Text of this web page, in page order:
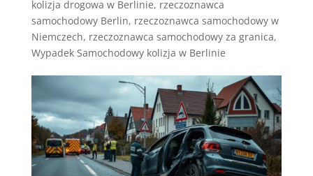
kolizja drogowa w Berlinie, rzeczoznawca
samochodowy Berlin, rzeczoznawca samochodowy w
Niemczech, rzeczoznawca samochodowy za granica,
Wypadek Samochodowy kolizja w Berlinie